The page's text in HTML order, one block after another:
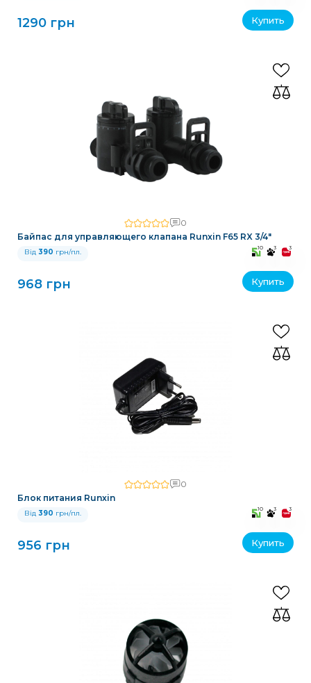
1290 грн Купить
0
Байпас для управляющего клапана Runxin F65 RX 3/4″
Від 390 грн/пл. 10 3 3
968 грн Купить
0
Блок питания Runxin
Від 390 грн/пл. 10 3 3
956 грн Купить